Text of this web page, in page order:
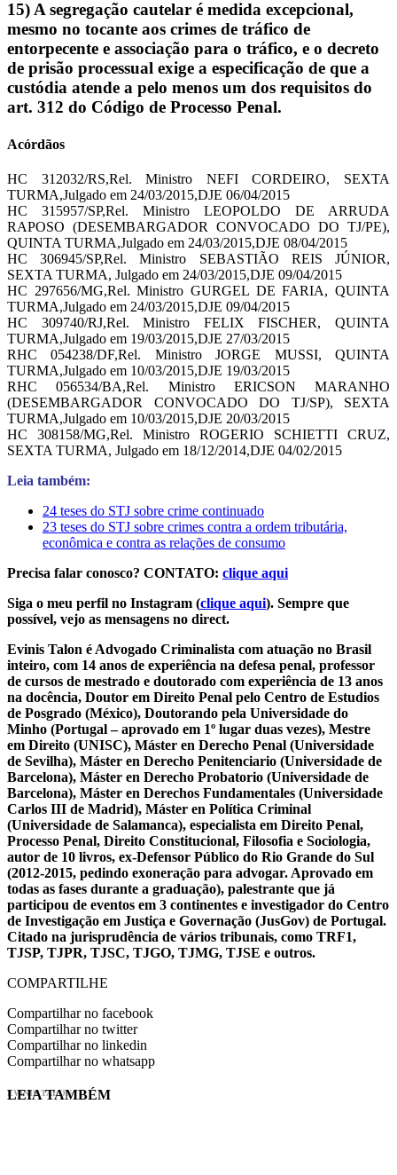
15) A segregação cautelar é medida excepcional,
mesmo no tocante aos crimes de tráfico de
entorpecente e associação para o tráfico, e o decreto
de prisão processual exige a especificação de que a
custódia atende a pelo menos um dos requisitos do
art. 312 do Código de Processo Penal.
Acórdãos
HC 312032/RS,Rel. Ministro NEFI CORDEIRO, SEXTA
TURMA,Julgado em 24/03/2015,DJE 06/04/2015
HC 315957/SP,Rel. Ministro LEOPOLDO DE ARRUDA
RAPOSO (DESEMBARGADOR CONVOCADO DO TJ/PE),
QUINTA TURMA,Julgado em 24/03/2015,DJE 08/04/2015
HC 306945/SP,Rel. Ministro SEBASTIÃO REIS JÚNIOR,
SEXTA TURMA, Julgado em 24/03/2015,DJE 09/04/2015
HC 297656/MG,Rel. Ministro GURGEL DE FARIA, QUINTA
TURMA,Julgado em 24/03/2015,DJE 09/04/2015
HC 309740/RJ,Rel. Ministro FELIX FISCHER, QUINTA
TURMA,Julgado em 19/03/2015,DJE 27/03/2015
RHC 054238/DF,Rel. Ministro JORGE MUSSI, QUINTA
TURMA,Julgado em 10/03/2015,DJE 19/03/2015
RHC 056534/BA,Rel. Ministro ERICSON MARANHO
(DESEMBARGADOR CONVOCADO DO TJ/SP), SEXTA
TURMA,Julgado em 10/03/2015,DJE 20/03/2015
HC 308158/MG,Rel. Ministro ROGERIO SCHIETTI CRUZ,
SEXTA TURMA, Julgado em 18/12/2014,DJE 04/02/2015
Leia também:
24 teses do STJ sobre crime continuado
23 teses do STJ sobre crimes contra a ordem tributária,
econômica e contra as relações de consumo
Precisa falar conosco? CONTATO: clique aqui
Siga o meu perfil no Instagram (clique aqui). Sempre que
possível, vejo as mensagens no direct.
Evinis Talon é Advogado Criminalista com atuação no Brasil
inteiro, com 14 anos de experiência na defesa penal, professor
de cursos de mestrado e doutorado com experiência de 13 anos
na docência, Doutor em Direito Penal pelo Centro de Estudios
de Posgrado (México), Doutorando pela Universidade do
Minho (Portugal – aprovado em 1º lugar duas vezes), Mestre
em Direito (UNISC), Máster en Derecho Penal (Universidade
de Sevilha), Máster en Derecho Penitenciario (Universidade de
Barcelona), Máster en Derecho Probatorio (Universidade de
Barcelona), Máster en Derechos Fundamentales (Universidade
Carlos III de Madrid), Máster en Política Criminal
(Universidade de Salamanca), especialista em Direito Penal,
Processo Penal, Direito Constitucional, Filosofia e Sociologia,
autor de 10 livros, ex-Defensor Público do Rio Grande do Sul
(2012-2015, pedindo exoneração para advogar. Aprovado em
todas as fases durante a graduação), palestrante que já
participou de eventos em 3 continentes e investigador do Centro
de Investigação em Justiça e Governação (JusGov) de Portugal.
Citado na jurisprudência de vários tribunais, como TRF1,
TJSP, TJPR, TJSC, TJGO, TJMG, TJSE e outros.
COMPARTILHE
Compartilhar no facebook
Compartilhar no twitter
Compartilhar no linkedin
Compartilhar no whatsapp
EVINIS TALON
LEIA TAMBÉM